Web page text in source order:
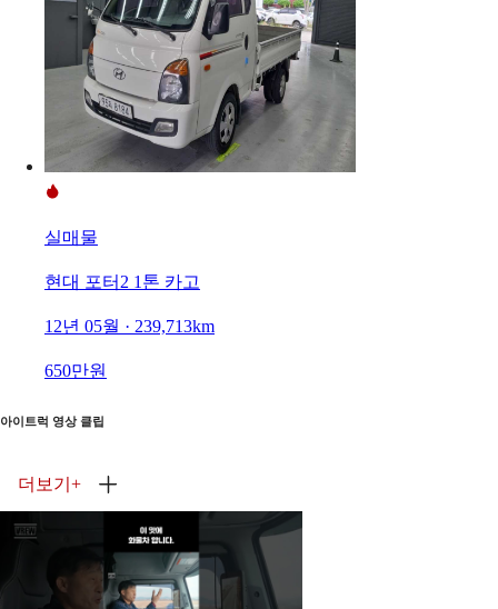
실매물
현대 포터2 1톤 카고
12년 05월 · 239,713km
650만원
아이트럭 영상 클립
더보기 +